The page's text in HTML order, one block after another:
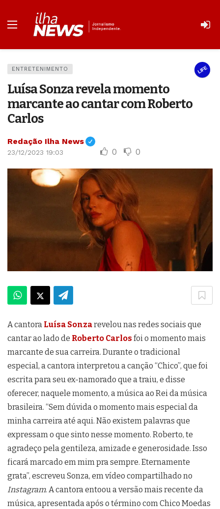
LIFE
ENTRETENIMENTO
Luísa Sonza revela momento
marcante ao cantar com Roberto
Carlos
Redação Ilha News
23/12/2023 19:03 0 0
A cantora Luísa Sonzarevelou nas redes sociais que
cantar ao lado de Roberto Carlos foi o momento mais
marcante de sua carreira. Durante o tradicional
especial, a cantora interpretou a canção “Chico”, que foi
escrita para seu ex-namorado que a traiu, e disse
oferecer, naquele momento, a música ao Rei da música
brasileira. “Sem dúvida o momento mais especial da
minha carreira até aqui. Não existem palavras que
expressam o que sinto nesse momento. Roberto, te
agradeço pela gentileza, amizade e generosidade. Isso
ficará marcado em mim pra sempre. Eternamente
grata”, escreveu Sonza, em vídeo compartilhado no
Instagram. A cantora entoou a versão mais recente da
música, apresentada após o término com Chico Moedas